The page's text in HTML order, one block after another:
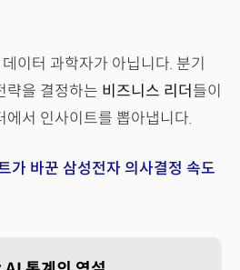
이터 과학자가 아닙니다. 분기
략을 결정하는 비즈니스 리더 들이
에서 인사이트를 뽑아냅니다.
가 바꾼 삼성전자 의사결정 속도